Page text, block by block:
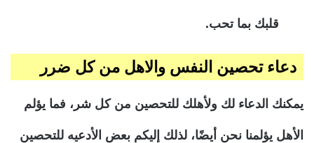
قلبك بما تحب.
دعاء تحصين النفس والاهل من كل ضرر
يمكنك الدعاء لك ولأهلك للتحصين من كل شر، فما يؤلم
الأهل يؤلمنا نحن أيضًا، لذلك إليكم بعض الأدعيه للتحصين